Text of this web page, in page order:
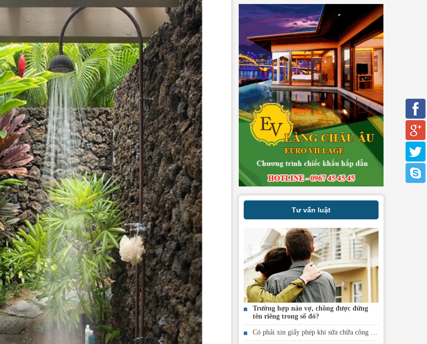
Tư vấn luật
Trường hợp nào vợ, chồng được đứng
tên riêng trong sổ đỏ?
Có phải xin giấy phép khi sứa chữa công trinh xây dựng không